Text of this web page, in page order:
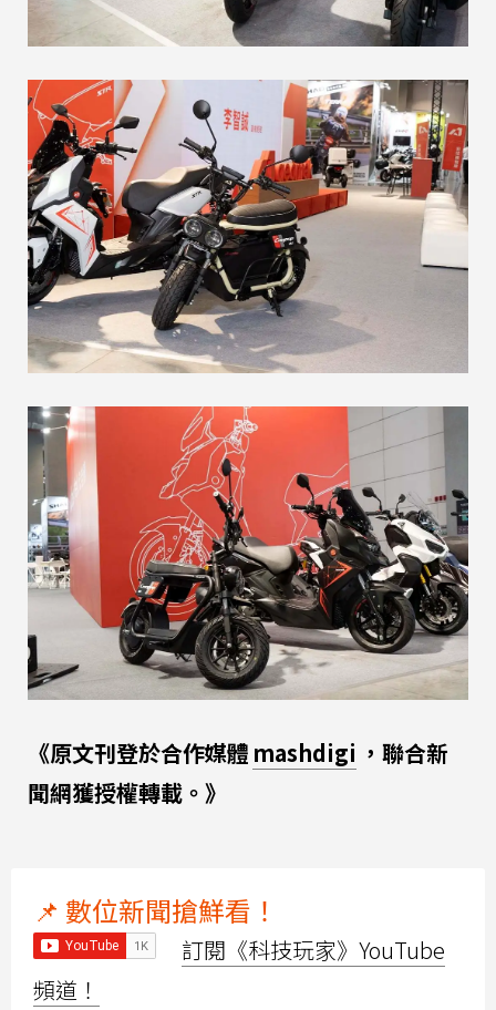
《原文刊登於合作媒體 mashdigi ，聯合新
聞網獲授權轉載。》
📌 數位新聞搶鮮看！
訂閱《科技玩家》YouTube
頻道！